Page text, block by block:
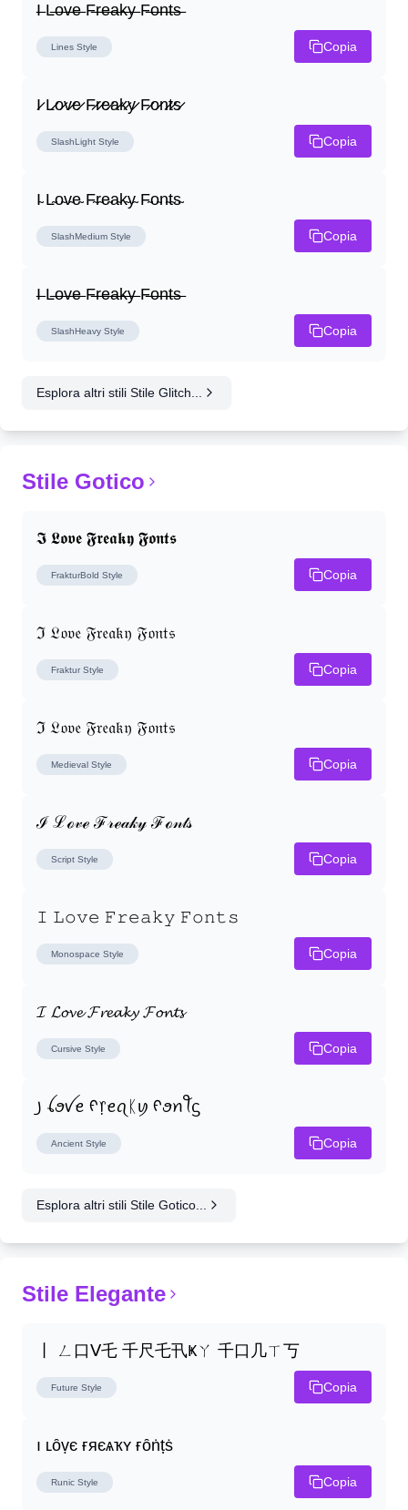
I̶ L̶o̶v̶e̶ F̶r̶e̶a̶k̶y̶ F̶o̶n̶t̶s̶
Lines Style Copia
I̷ L̷o̷v̷e̷ F̷r̷e̷a̷k̷y̷ F̷o̷n̷t̷s̷
SlashLight Style Copia
I̴ L̴o̴v̴e̴ F̴r̴e̴a̴k̴y̴ F̴o̴n̴t̴s̴
SlashMedium Style Copia
I̶ L̶o̶v̶e̶ F̶r̶e̶a̶k̶y̶ F̶o̶n̶t̶s̶
SlashHeavy Style Copia
Esplora altri stili Stile Glitch...
Stile Gotico
𝕴 𝕷𝖔𝖛𝖊 𝕱𝖗𝖊𝖆𝖐𝖞 𝕱𝖔𝖓𝖙𝖘
FrakturBold Style Copia
ℑ 𝔏𝔬𝔳𝔢 𝔉𝔯𝔢𝔞𝔨𝔶 𝔉𝔬𝔫𝔱𝔰
Fraktur Style Copia
ℑ 𝔏𝔬𝔳𝔢 𝔉𝔯𝔢𝔞𝔨𝔶 𝔉𝔬𝔫𝔱𝔰
Medieval Style Copia
ℐ ℒℴ𝓋ℯ ℱ𝓇ℯ𝒶𝓀𝓎 ℱℴ𝓃𝓉𝓈
Script Style Copia
𝙸 𝙻𝚘𝚟𝚎 𝙵𝚛𝚎𝚊𝚔𝚢 𝙵𝚘𝚗𝚝𝚜
Monospace Style Copia
𝓘 𝓛𝓸𝓿𝓮 𝓕𝓻𝓮𝓪𝓴𝔂 𝓕𝓸𝓷𝓽𝓼
Cursive Style Copia
꠸ ꪶꪮꪜꫀ ᠻ᥅ꫀꪖᛕꪗ ᠻꪮꪀꪻᦓ
Ancient Style Copia
Esplora altri stili Stile Gotico...
Stile Elegante
丨 ㄥ口ᐯ乇 千尺乇卂Ҝㄚ 千口几ㄒ丂
Future Style Copia
ı ʟȏṿє ғяєѧҡʏ ғȏṅṭṡ
Runic Style Copia